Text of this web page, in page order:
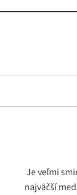
Je veľmi
najväčší